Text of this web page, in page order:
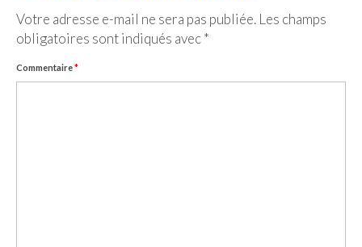
Votre adresse e-mail ne sera pas publiée. Les champs
obligatoires sont indiqués avec*
Commentaire*